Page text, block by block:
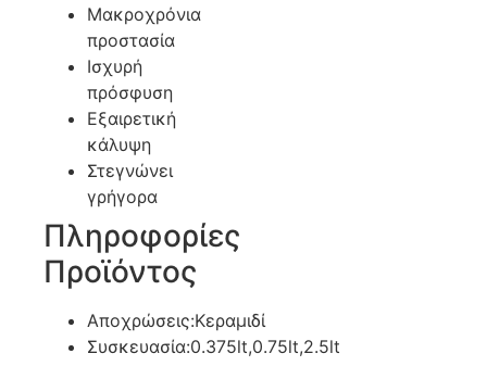
Μακροχρόνια
προστασία
Ισχυρή
πρόσφυση
Εξαιρετική
κάλυψη
Στεγνώνει
γρήγορα
Πληροφορίες
Προϊόντος
Αποχρώσεις:Κεραμιδί
Συσκευασία:0.375lt,0.75lt,2.5lt